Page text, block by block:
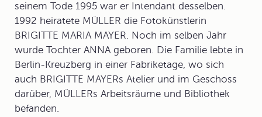
seinem Tode 1995 war er Intendant desselben.
1992 heiratete MÜLLER die Fotokünstlerin
BRIGITTE MARIA MAYER. Noch im selben Jahr
wurde Tochter ANNA geboren. Die Familie lebte in
Berlin-Kreuzberg in einer Fabriketage, wo sich
auch BRIGITTE MAYERs Atelier und im Geschoss
darüber, MÜLLERs Arbeitsräume und Bibliothek
befanden.